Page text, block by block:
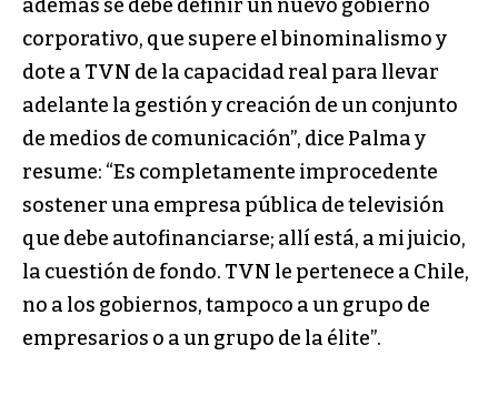
además se debe definir un nuevo gobierno
corporativo, que supere el binominalismo y
dote a TVN de la capacidad real para llevar
adelante la gestión y creación de un conjunto
de medios de comunicación”, dice Palma y
resume: “Es completamente improcedente
sostener una empresa pública de televisión
que debe autofinanciarse; allí está, a mi juicio,
la cuestión de fondo. TVN le pertenece a Chile,
no a los gobiernos, tampoco a un grupo de
empresarios o a un grupo de la élite”.